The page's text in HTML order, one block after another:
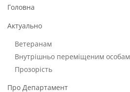
Головна
Актуально
Ветеранам
Внутрішньо переміщеним особам
Прозорість
Про Департамент